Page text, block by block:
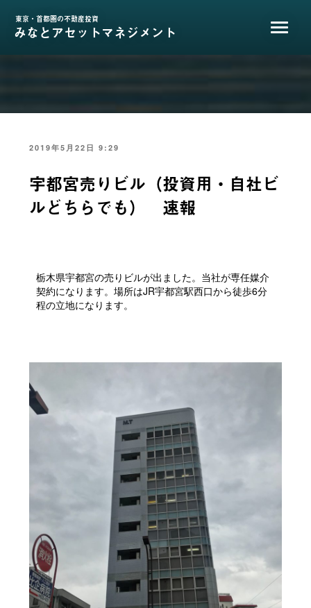
ッ
東京・首都圏の不動産投資
みなとアセットマネジメント
投
2019年5月22日 9:29
宇都宮売りビル（投資用・自社ビ
ルどちらでも） 速報
栃木県宇都宮の売りビルが出ました。当社が専任媒介
契約になります。場所はJR宇都宮駅西口から徒歩6分
程の立地になります。